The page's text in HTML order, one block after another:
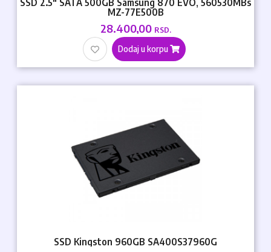
MZ-77E500B
28.400,00 RSD.
Dodaj u korpu
SSD Kingston 960GB SA400S37960G